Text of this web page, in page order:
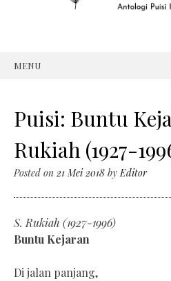
MENU
Puisi: Buntu
Rukiah (1927-
Posted on 21 Mei 2018 byEditor
S. Rukiah (1927-1996)
Buntu Kejaran
Di jalan panjang,